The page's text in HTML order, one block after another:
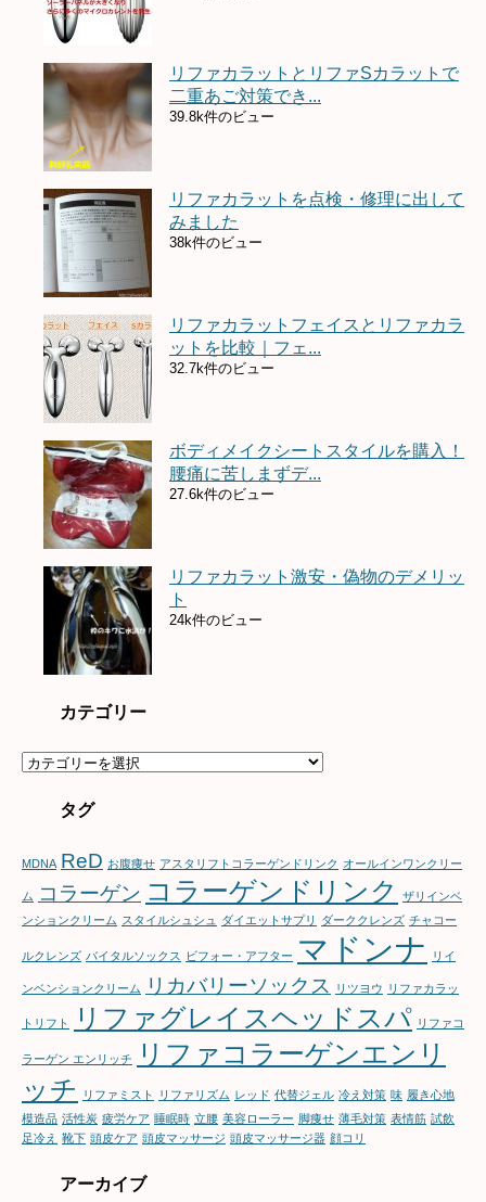
リファカラットとリファSカラットで
二重あご対策でき...
39.8k件のビュー
リファカラットを点検・修理に出して
みました
38k件のビュー
リファカラットフェイスとリファカラ
ットを比較｜フェ...
32.7k件のビュー
ボディメイクシートスタイルを購入！
腰痛に苦しまずデ...
27.6k件のビュー
リファカラット激安・偽物のデメリッ
ト
24k件のビュー
カテゴリー
カ
タグ
MDNA ReD お腹痩せ アスタリフトコラーゲンドリンク オールインワンクリー
ム コラーゲン コラーゲンドリンク
ザリインベ
ンションクリーム スタイルシュシュ ダイエットサプリ ダーククレンズ チャコー
ルクレンズ バイタルソックス ビフォー・アフター マドンナ リイ
ンベンションクリーム リカバリーソックス リツヨウ リファカラッ
トリフト リファグレイスヘッドスパ リファコ
ラーゲン エンリッチ
リファコラーゲンエンリ
ッチ
リファミスト リファリズム レッド 代替ジェル 冷え対策 味 履き心地
模造品 活性炭 疲労ケア 睡眠時 立腰 美容ローラー 脚痩せ 薄毛対策 表情筋 試飲
足冷え 靴下 頭皮ケア 頭皮マッサージ 頭皮マッサージ器 顔コリ
アーカイブ